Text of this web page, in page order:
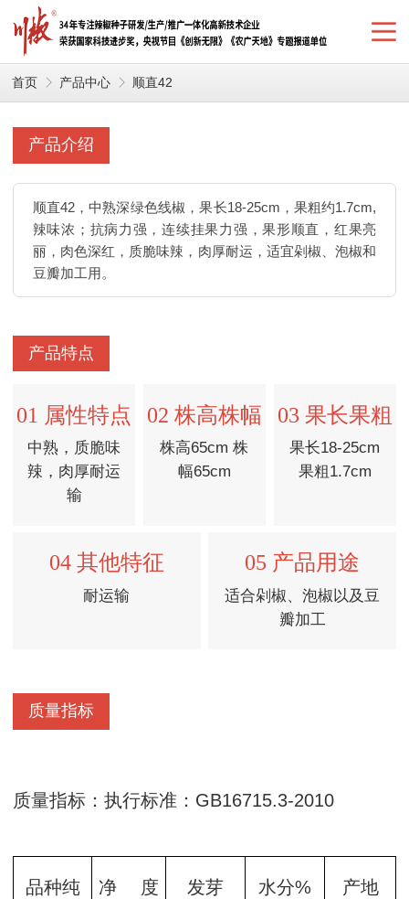
首页 产品中心 顺直42
产品介绍
顺直42，中熟深绿色线椒，果长18-25cm，果粗约1.7cm,
辣味浓；抗病力强，连续挂果力强，果形顺直，红果亮
丽，肉色深红，质脆味辣，肉厚耐运，适宜剁椒、泡椒和
豆瓣加工用。
产品特点
01 属性特点
中熟，质脆味
辣，肉厚耐运
输
02 株高株幅
株高65cm 株
幅65cm
03 果长果粗
果长18-25cm
果粗1.7cm
04 其他特征
耐运输
05 产品用途
适合剁椒、泡椒以及豆
瓣加工
质量指标
质量指标：执行标准：GB16715.3-2010
品种纯
净度
发芽
水分% 产地